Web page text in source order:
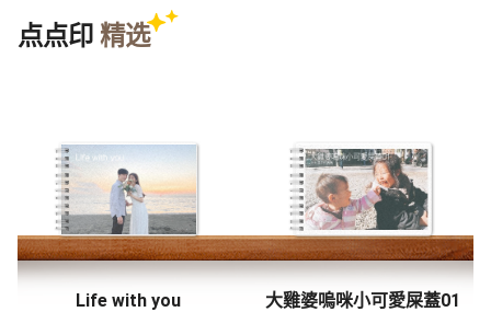
点点印 精选
Life with you 大雞婆嗚咪小可愛屎蓋01